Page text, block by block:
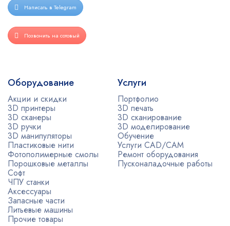
Написать в Telegram
Позвонить на сотовый
Оборудование
Акции и скидки
3D принтеры
3D сканеры
3D ручки
3D манипуляторы
Пластиковые нити
Фотополимерные смолы
Порошковые металлы
Софт
ЧПУ станки
Аксессуары
Запасные части
Литьевые машины
Прочие товары
Услуги
Портфолио
3D печать
3D сканирование
3D моделирование
Обучение
Услуги CAD/CAM
Ремонт оборудования
Пусконаладочные работы